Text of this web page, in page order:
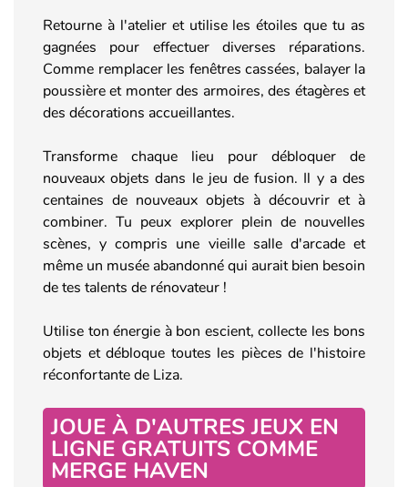
Retourne à l'atelier et utilise les étoiles que tu as
gagnées pour effectuer diverses réparations.
Comme remplacer les fenêtres cassées, balayer la
poussière et monter des armoires, des étagères et
des décorations accueillantes.
Transforme chaque lieu pour débloquer de
nouveaux objets dans le jeu de fusion. Il y a des
centaines de nouveaux objets à découvrir et à
combiner. Tu peux explorer plein de nouvelles
scènes, y compris une vieille salle d'arcade et
même un musée abandonné qui aurait bien besoin
de tes talents de rénovateur !
Utilise ton énergie à bon escient, collecte les bons
objets et débloque toutes les pièces de l'histoire
réconfortante de Liza.
JOUE À D'AUTRES JEUX EN
LIGNE GRATUITS COMME
MERGE HAVEN